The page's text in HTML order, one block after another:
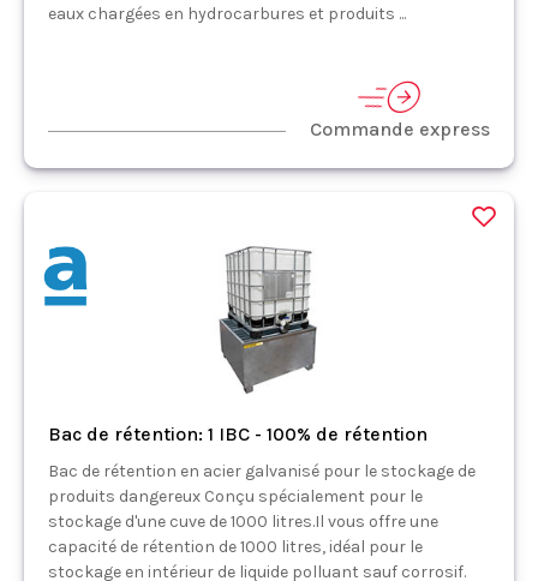
eaux chargées en hydrocarbures et produits ...
Commande express
Bac de rétention: 1 IBC - 100% de rétention
Bac de rétention en acier galvanisé pour le stockage de
produits dangereux Conçu spécialement pour le
stockage d'une cuve de 1000 litres.Il vous offre une
capacité de rétention de 1000 litres, idéal pour le
stockage en intérieur de liquide polluant sauf corrosif.